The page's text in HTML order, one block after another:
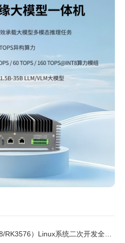
RK3576）Linux系统二次开发全教